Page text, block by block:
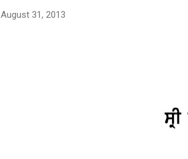
August 31, 2013